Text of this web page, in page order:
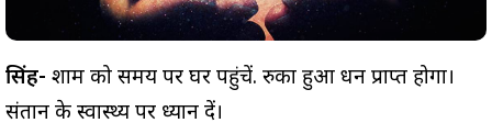
सिंह- शाम को समय पर घर पहुंचें. रुका हुआ धन प्राप्त होगा।
संतान के स्वास्थ्य पर ध्यान दें।